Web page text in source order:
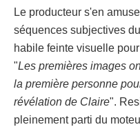
Le producteur s'en
séquences subjectives
habile feinte visuelle
"Les premières images
la première personne
révélation de Claire".
pleinement parti du